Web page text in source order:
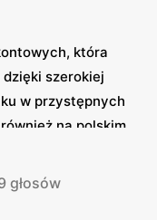
która
dzięki szerokiej
w przystępnych
na polskim
domowego po
publikuje
głosów